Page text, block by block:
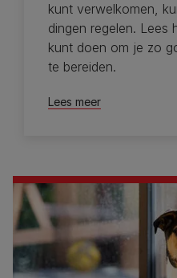
kunt verwelkomen,
dingen regelen. Lees
kunt doen om je zo
te bereiden.
Lees meer